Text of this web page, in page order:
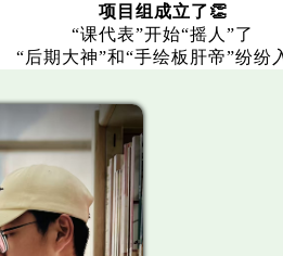
项目组成立了👏
“课代表”开始“摇人”了
“后期大神”和“手绘板肝帝”纷纷